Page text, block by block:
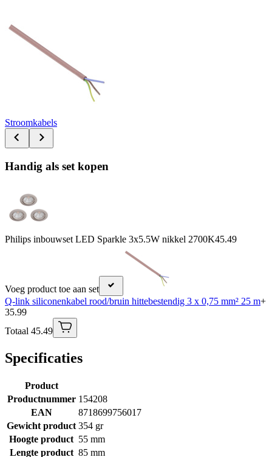
Stroomkabels
Handig als set kopen
Philips inbouwset LED Sparkle 3x5.5W nikkel 2700K45.49
Voeg product toe aan set
Q-link siliconenkabel rood/bruin hittebestendig 3 x 0,75 mm² 25 m+
35.99
Totaal 45.49
Specificaties
Product
Productnummer 154208
EAN
8718699756017
Gewicht product 354 gr
Hoogte product 55 mm
Lengte product 85 mm